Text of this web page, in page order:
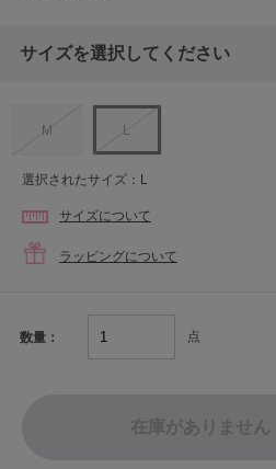
サイズを選択してください
M L
選択されたサイズ：L
サイズについて
ラッピングについて
数量： 点
在庫がありません